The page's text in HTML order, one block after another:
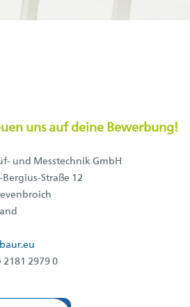
uns auf deine Bewerbung!
und Messtechnik GmbH
Bergius-Straße 12
2181 2979 0